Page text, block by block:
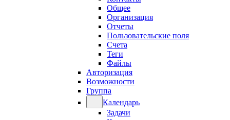
Общее
Организация
Отчеты
Пользовательские поля
Счета
Теги
Файлы
Авторизация
Возможности
Группа
Календарь
Задачи